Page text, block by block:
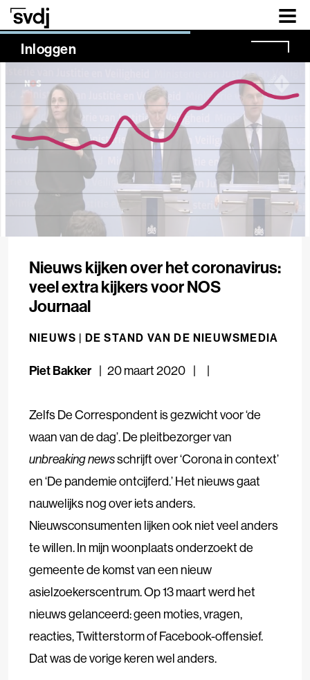
Naar hoofdinhoud
Inloggen
NaN%
Nieuws kijken over het coronavirus:
veel extra kijkers voor NOS
Journaal
NIEUWS | DE STAND VAN DE NIEUWSMEDIA
Piet Bakker 20 maart 2020
Zelfs De Correspondent is gezwicht voor ‘de
waan van de dag’. De pleitbezorger van
unbreaking newsschrijft over ‘Corona in context’
en ‘De pandemie ontcijferd.’ Het nieuws gaat
nauwelijks nog over iets anders.
Nieuwsconsumenten lijken ook niet veel anders
te willen. In mijn woonplaats onderzoekt de
gemeente de komst van een nieuw
asielzoekerscentrum. Op 13 maart werd het
nieuws gelanceerd: geen moties, vragen,
reacties, Twitterstorm of Facebook-offensief.
Dat was de vorige keren wel anders.